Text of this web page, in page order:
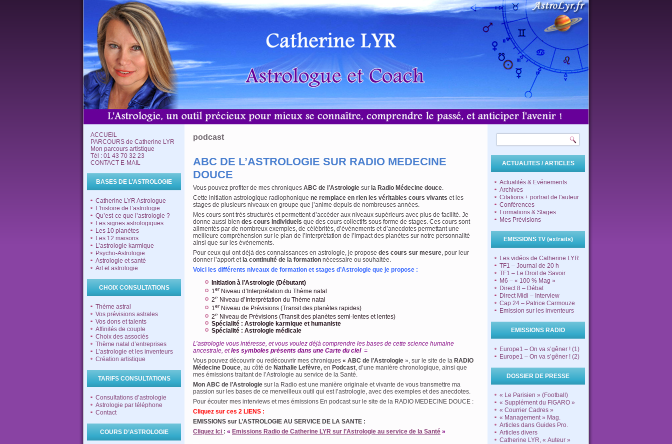
ACCUEIL
PARCOURS de Catherine LYR
Mon parcours artistique
Tél : 01 43 70 32 23
CONTACT E-MAIL
BASES DE L’ASTROLOGIE
Catherine LYR Astrologue
L’histoire de l’astrologie
Qu’est-ce que l’astrologie ?
Les signes astrologiques
Les 10 planètes
Les 12 maisons
L’astrologie karmique
Psycho-Astrologie
Astrologie et santé
Art et astrologie
CHOIX CONSULTATIONS
Thème astral
Vos prévisions astrales
Vos dons et talents
Affinités de couple
Choix des associés
Thème natal d’entreprises
L’astrologie et les inventeurs
Création artistique
TARIFS CONSULTATIONS
Consultations d’astrologie
Astrologie par téléphone
Contact
COURS D’ASTROLOGIE
podcast
ABC DE L’ASTROLOGIE SUR RADIO MEDECINE
DOUCE
Vous pouvez profiter de mes chroniques ABC de l’Astrologie sur la Radio Médecine douce.
Cette initiation astrologique radiophonique ne remplace en rien les véritables cours vivants et les
stages de plusieurs niveaux en groupe que j’anime depuis de nombreuses années.
Mes cours sont très structurés et permettent d’accéder aux niveaux supérieurs avec plus de facilité. Je
donne aussi bien des cours individuels que des cours collectifs sous forme de stages. Ces cours sont
alimentés par de nombreux exemples, de célébrités, d’évènements et d’anecdotes permettant une
meilleure compréhension sur le plan de l’interprétation de l’impact des planètes sur notre personnalité
ainsi que sur les évènements.
Pour ceux qui ont déjà des connaissances en astrologie, je propose des cours sur mesure, pour leur
donner l’apport et la continuité de la formation nécessaire ou souhaitée.
Voici les différents niveaux de formation et stages d’Astrologie que je propose :
Initiation à l’Astrologie (Débutant)
1er Niveau d’Interprétation du Thème natal
2e Niveau d’Interprétation du Thème natal
1er Niveau de Prévisions (Transit des planètes rapides)
2e Niveau de Prévisions (Transit des planètes semi-lentes et lentes)
Spécialité : Astrologie karmique et humaniste
Spécialité : Astrologie médicale
L’astrologie vous intéresse, et vous voulez déjà comprendre les bases de cette science humaine
ancestrale, etles symboles présents dans une Carte du ciel=
Vous pouvez découvrir ou redécouvrir mes chroniques « ABC de l’Astrologie », sur le site de la RADIO
Médecine Douce, au côté de Nathalie Lefèvre, en Podcast, d’une manière chronologique, ainsi que
mes émissions traitant de l’Astrologie au service de la Santé.
Mon ABC de l’Astrologie sur la Radio est une manière originale et vivante de vous transmettre ma
passion sur les bases de ce merveilleux outil qui est l’astrologie, avec des exemples et des anecdotes.
Pour écouter mes interviews et mes émissions En podcast sur le site de la RADIO MEDECINE DOUCE :
Cliquez sur ces 2 LIENS :
EMISSIONS sur L’ASTROLOGIE AU SERVICE DE LA SANTE :
Cliquez Ici : « Emissions Radio de Catherine LYR sur l’Astrologie au service de la Santé »
ACTUALITES / ARTICLES
Actualités & Evénements
Archives
Citations + portrait de l'auteur
Conférences
Formations & Stages
Mes Prévisions
EMISSIONS TV (extraits)
Les vidéos de Catherine LYR
TF1 – Journal de 20 h
TF1 – Le Droit de Savoir
M6 – « 100 % Mag »
Direct 8 – Débat
Direct Midi – Interview
Cap 24 – Patrice Carmouze
Emission sur les inventeurs
EMISSIONS RADIO
Europe1 – On va s’gêner ! (1)
Europe1 – On va s’gêner ! (2)
DOSSIER DE PRESSE
« Le Parisien » (Football)
« Supplément du FIGARO »
« Courrier Cadres »
« Management » Mag.
Articles dans Guides Pro.
Articles divers
Catherine LYR, « Auteur »